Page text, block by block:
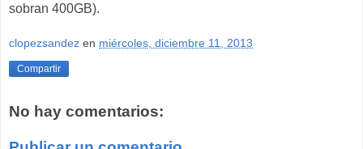
sobran 400GB).
clopezsandez en miércoles, diciembre 11, 2013
Compartir
No hay comentarios: